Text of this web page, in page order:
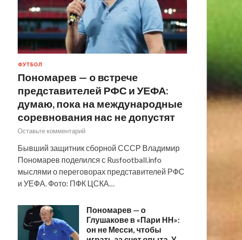
ФУТБОЛ
Пономарев — о встрече
представителей РФС и УЕФА:
думаю, пока на международные
соревнования нас не допустят
Оставьте комментарий
Бывший защитник сборной СССР Владимир
Пономарев поделился с Rusfootball.info
мыслями о переговорах представителей РФС
и УЕФА. Фото: ПФК ЦСКА…
Пономарев — о
Глушакове в «Пари НН»:
он не Месси, чтобы